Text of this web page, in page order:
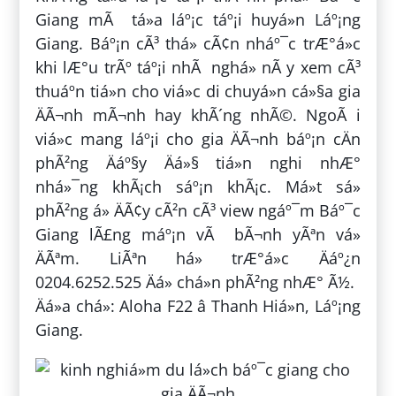
Giang mÃ tá»a láº¡c táº¡i huyá»n Láº¡ng
Giang. Báº¡n cÃ³ thá» cÃ¢n nháº¯c trÆ°á»c
khi lÆ°u trÃº táº¡i nhÃ nghá» nÃ y xem cÃ³
thuáº­n tiá»n cho viá»c di chuyá»n cá»§a gia
ÄÃ¬nh mÃ¬nh hay khÃ´ng nhÃ©. NgoÃ i
viá»c mang láº¡i cho gia ÄÃ¬nh báº¡n cÄn
phÃ²ng Äáº§y Äá»§ tiá»n nghi nhÆ°
nhá»¯ng khÃ¡ch sáº¡n khÃ¡c. Má»t sá»
phÃ²ng á» ÄÃ¢y cÃ²n cÃ³ view ngáº¯m Báº¯c
Giang lÃ£ng máº¡n vÃ bÃ¬nh yÃªn vá»
ÄÃªm. LiÃªn há» trÆ°á»c Äáº¿n
0204.6252.525 Äá» chá»n phÃ²ng nhÆ° Ã½.
Äá»a chá»: Aloha F22 â Thanh Hiá»n, Láº¡ng
Giang.